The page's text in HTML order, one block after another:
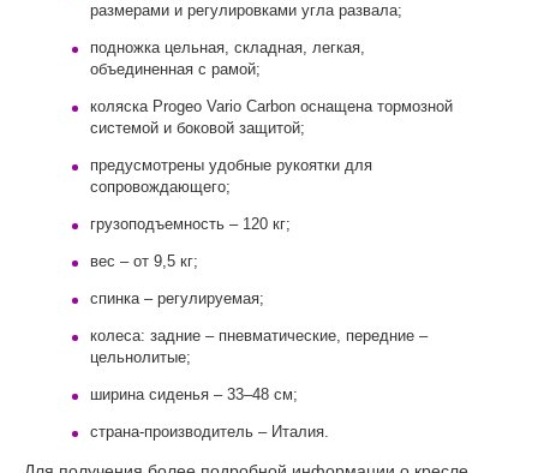
размерами и регулировками угла развала;
подножка цельная, складная, легкая,
объединенная с рамой;
коляска Progeo Vario Carbon оснащена тормозной
системой и боковой защитой;
предусмотрены удобные рукоятки для
сопровождающего;
грузоподъемность – 120 кг;
вес – от 9,5 кг;
спинка – регулируемая;
колеса: задние – пневматические, передние –
цельнолитые;
ширина сиденья – 33–48 см;
страна-производитель – Италия.